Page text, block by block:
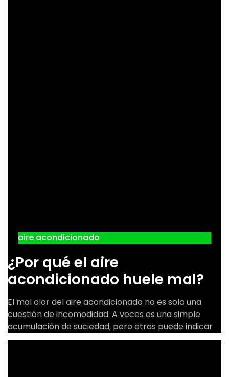
aire acondicionado
¿Por qué el aire
acondicionado huele mal?
El mal olor del aire acondicionado no es solo una
cuestión de incomodidad. A veces es una simple
acumulación de suciedad, pero otras puede indicar